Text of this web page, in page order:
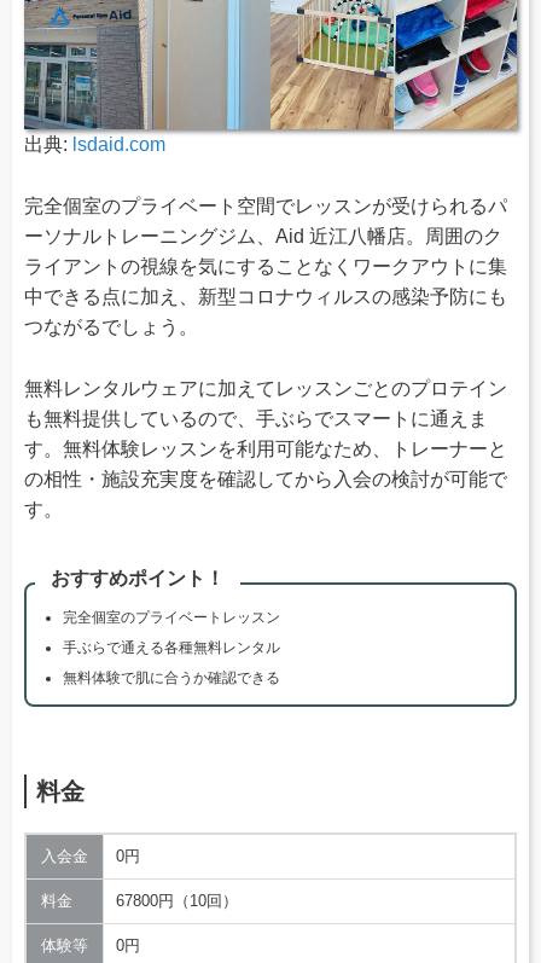
出典: lsdaid.com
完全個室のプライベート空間でレッスンが受けられるパ
ーソナルトレーニングジム、Aid 近江八幡店。周囲のク
ライアントの視線を気にすることなくワークアウトに集
中できる点に加え、新型コロナウィルスの感染予防にも
つながるでしょう。
無料レンタルウェアに加えてレッスンごとのプロテイン
も無料提供しているので、手ぶらでスマートに通えま
す。無料体験レッスンを利用可能なため、トレーナーと
の相性・施設充実度を確認してから入会の検討が可能で
す。
おすすめポイント！
完全個室のプライベートレッスン
手ぶらで通える各種無料レンタル
無料体験で肌に合うか確認できる
料金
入会金 0円
料金 67800円（10回）
体験等 0円